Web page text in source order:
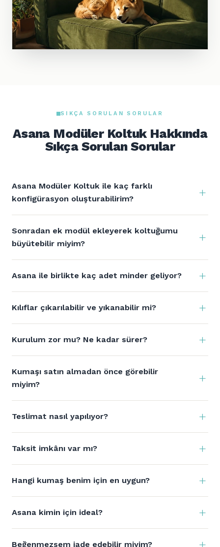
SIKÇA SORULAN SORULAR
Asana Modüler Koltuk Hakkında
Sıkça Sorulan Sorular
Asana Modüler Koltuk ile kaç farklı
konfigürasyon oluşturabilirim?
Sonradan ek modül ekleyerek koltuğumu
büyütebilir miyim?
Asana ile birlikte kaç adet minder geliyor?
Kılıflar çıkarılabilir ve yıkanabilir mi?
Kurulum zor mu? Ne kadar sürer?
Kumaşı satın almadan önce görebilir
miyim?
Teslimat nasıl yapılıyor?
Taksit imkânı var mı?
Hangi kumaş benim için en uygun?
Asana kimin için ideal?
Beğenmezsem iade edebilir miyim?